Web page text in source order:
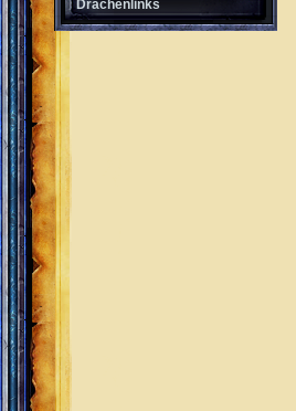
Drachenlinks